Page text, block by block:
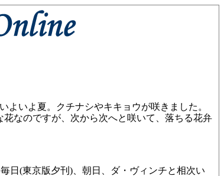
いよ夏。クチナシやキキョウが咲きました。
なのですが、次から次へと咲いて、落ちる花弁
日(東京版夕刊)、朝日、ダ・ヴィンチと相次い